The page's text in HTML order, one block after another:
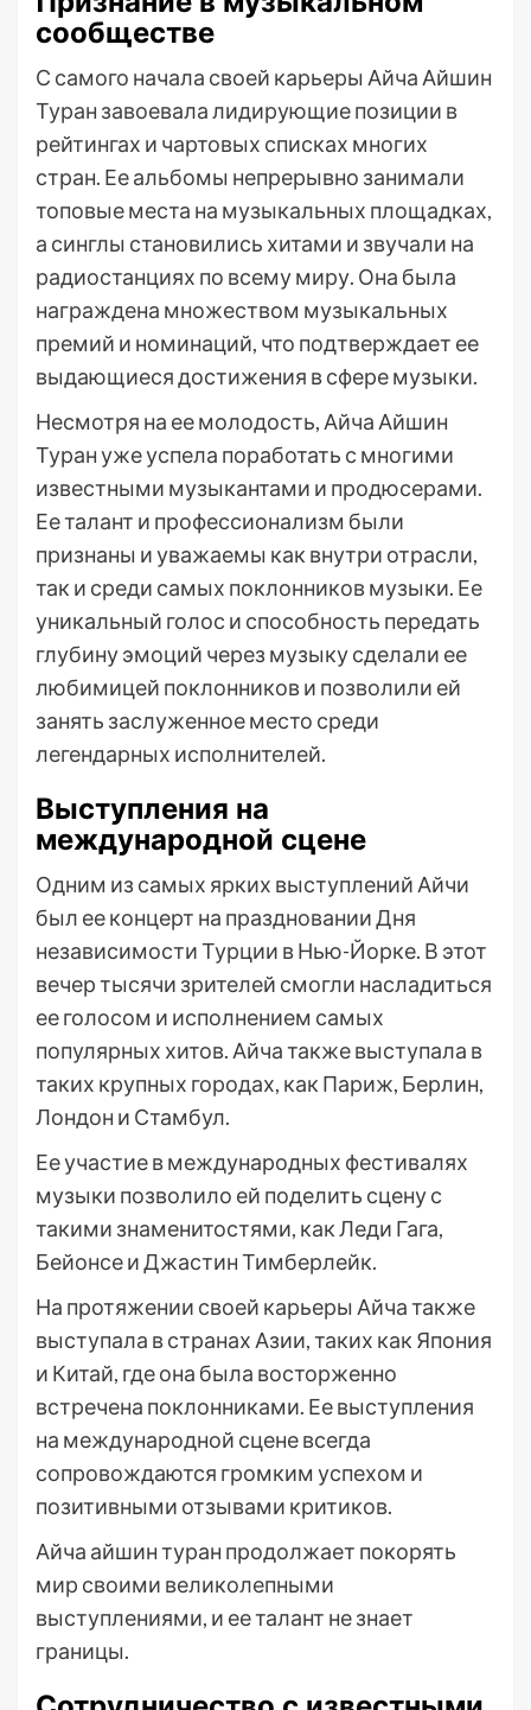
сообществе
С самого начала своей карьеры Айча Айшин
Туран завоевала лидирующие позиции в
рейтингах и чартовых списках многих
стран. Ее альбомы непрерывно занимали
топовые места на музыкальных площадках,
а синглы становились хитами и звучали на
радиостанциях по всему миру. Она была
награждена множеством музыкальных
премий и номинаций, что подтверждает ее
выдающиеся достижения в сфере музыки.
Несмотря на ее молодость, Айча Айшин
Туран уже успела поработать с многими
известными музыкантами и продюсерами.
Ее талант и профессионализм были
признаны и уважаемы как внутри отрасли,
так и среди самых поклонников музыки. Ее
уникальный голос и способность передать
глубину эмоций через музыку сделали ее
любимицей поклонников и позволили ей
занять заслуженное место среди
легендарных исполнителей.
Выступления на
международной сцене
Одним из самых ярких выступлений Айчи
был ее концерт на праздновании Дня
независимости Турции в Нью-Йорке. В этот
вечер тысячи зрителей смогли насладиться
ее голосом и исполнением самых
популярных хитов. Айча также выступала в
таких крупных городах, как Париж, Берлин,
Лондон и Стамбул.
Ее участие в международных фестивалях
музыки позволило ей поделить сцену с
такими знаменитостями, как Леди Гага,
Бейонсе и Джастин Тимберлейк.
На протяжении своей карьеры Айча также
выступала в странах Азии, таких как Япония
и Китай, где она была восторженно
встречена поклонниками. Ее выступления
на международной сцене всегда
сопровождаются громким успехом и
позитивными отзывами критиков.
Айча айшин туран продолжает покорять
мир своими великолепными
выступлениями, и ее талант не знает
границы.